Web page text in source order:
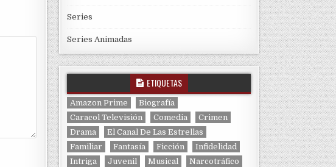
Series
Series Animadas
ETIQUETAS
Amazon Prime
Biografía
Caracol Televisión
Comedia
Crimen
Drama
El Canal De Las Estrellas
Familiar
Fantasía Ficción
Infidelidad
Intriga
Juvenil Musical
Narcotráfico